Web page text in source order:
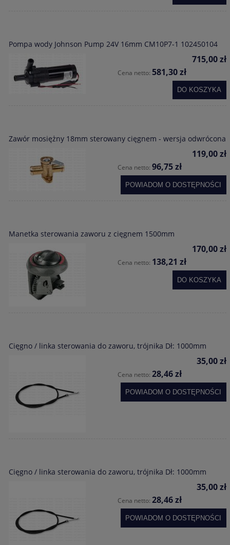
Pompa wody Johnson Pump 24V 16mm CM10P7-1 102450104
715,00 zł
Cena netto: 581,30 zł
DO KOSZYKA
Zawór mosiężny 18mm sterowany cięgnem - wersja odwrócona
119,00 zł
Cena netto: 96,75 zł
POWIADOM O DOSTĘPNOŚCI
Manetka sterowania zaworu z cięgnem 1500mm
170,00 zł
Cena netto: 138,21 zł
DO KOSZYKA
Cięgno / linka sterowania do zaworu, trójnika Dł: 1000mm
35,00 zł
Cena netto: 28,46 zł
POWIADOM O DOSTĘPNOŚCI
Cięgno / linka sterowania do zaworu, trójnika Dł: 1000mm
35,00 zł
Cena netto: 28,46 zł
POWIADOM O DOSTĘPNOŚCI